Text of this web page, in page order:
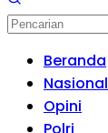
Beranda
Nasional
Opini